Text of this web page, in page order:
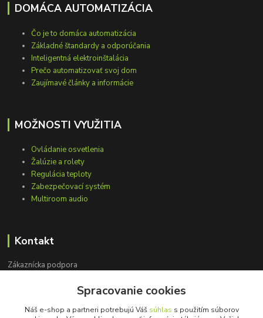
DOMÁCA AUTOMATIZÁCIA
Čo je to domáca automatizácia
Základné štandardy a odporúčania
Inteligentná elektroinštalácia
Prečo automatizovať svoj dom
Zaujímavé články a informácie
MOŽNOSTI VYUŽITIA
Ovládanie osvetlenia
Žalúzie a rolety
Regulácia teploty
Zabezpečovací systém
Multiroom audio
Kontakt
Zákaznícka podpora
info@loxprofi.sk
Spracovanie cookies
Náš e-shop a partneri potrebujú Váš súhlas s použitím súborov